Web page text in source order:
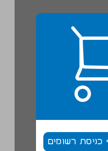
כניסת רשומים